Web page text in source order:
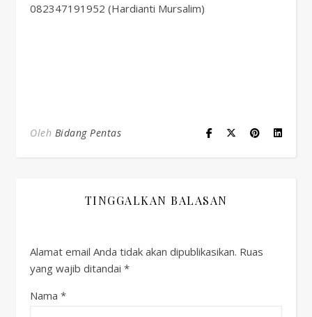
082347191952 (Hardianti Mursalim)
Oleh Bidang Pentas
TINGGALKAN BALASAN
Alamat email Anda tidak akan dipublikasikan. Ruas
yang wajib ditandai *
Nama *